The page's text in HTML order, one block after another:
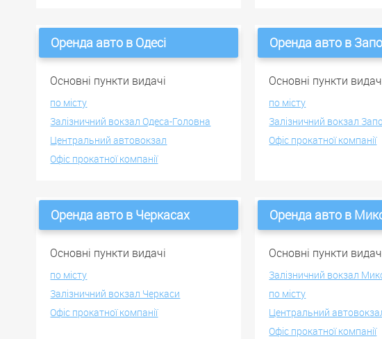
Оренда авто в Одесі
Основні пункти видачі
по місту
Залізничний вокзал Одеса-Головна
Центральний автовокзал
Офіс прокатної компанії
Оренда авто в
Основні пункти
по місту
Залізничний вокзал
Офіс прокатної компанії
Оренда авто в Черкасах
Основні пункти видачі
по місту
Залізничний вокзал Черкаси
Офіс прокатної компанії
Оренда авто в
Основні пункти
Залізничний вокзал
по місту
Центральний
Офіс прокатної компанії